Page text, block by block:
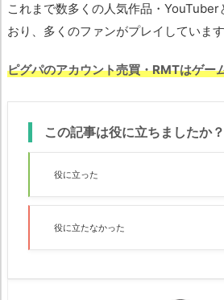
これまで数多くの人気作品・YouTuber
おり、多くのファンがプレイしています
ピグパのアカウント売買・RMTはゲー
この記事は役に立ちましたか？
役に立った
役に立たなかった